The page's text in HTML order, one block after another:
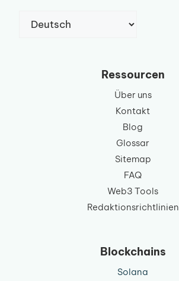
auswählen
Ressourcen
Über uns
Kontakt
Blog
Glossar
Sitemap
FAQ
Web3 Tools
Redaktionsrichtlinien
Blockchains
Solana